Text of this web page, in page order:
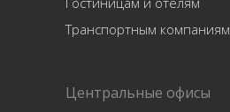
Центральные офисы
Транспортным компаниям